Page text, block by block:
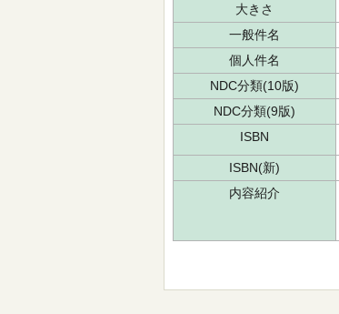
大きさ
一般件名
個人件名
NDC分類(10版)
NDC分類(9版)
ISBN
ISBN(新)
内容紹介